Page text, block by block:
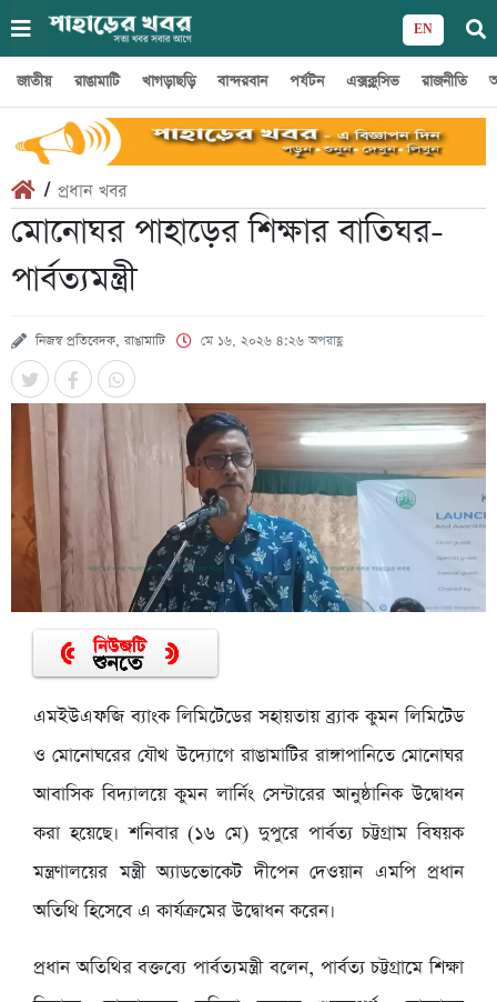
EN
জাতীয় রাঙামাটি খাগড়াছড়ি বান্দরবান পর্যটন এক্সক্লুসিভ রাজনীতি
/ প্রধান খবর
মোনোঘর পাহাড়ের শিক্ষার বাতিঘর-
পার্বত্যমন্ত্রী
নিজস্ব প্রতিবেদক, রাঙামাটি মে ১৬, ২০২৬ ৪:২৬ অপরাহ্ণ
এমইউএফজি ব্যাংক লিমিটেডের সহায়তায় ব্র্যাক কুমন লিমিটেড
ও মোনোঘরের যৌথ উদ্যোগে রাঙামাটির রাঙ্গাপানিতে মোনোঘর
আবাসিক বিদ্যালয়ে কুমন লার্নিং সেন্টারের আনুষ্ঠানিক উদ্বোধন
করা হয়েছে। শনিবার (১৬ মে) দুপুরে পার্বত্য চট্টগ্রাম বিষয়ক
মন্ত্রণালয়ের মন্ত্রী অ্যাডভোকেট দীপেন দেওয়ান এমপি প্রধান
অতিথি হিসেবে এ কার্যক্রমের উদ্বোধন করেন।
প্রধান অতিথির বক্তব্যে পার্বত্যমন্ত্রী বলেন, পার্বত্য চট্টগ্রামে শিক্ষা